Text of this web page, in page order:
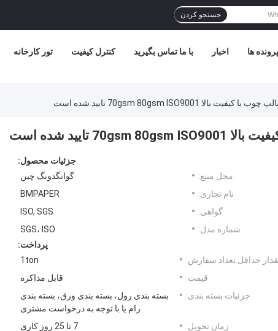
جستجو کردن
تور کارخانه کنترل کیفیت با ما تماس بگیرید اخبار پرونده ها
جزئیات محصول:
محل منبع:
گوانگدونگ چین
نام تجاری:
BMPAPER
گواهی:
ISO, SGS
شماره مدل:
SGS، ISO
پرداخت:
حداقل تعداد سفارش:
1ton
قیمت:
قابل مذاکره
جزئیات بسته بندی:
بسته بندی رول، بسته بندی ورق، بسته بندی
رام یا با توجه به درخواست مشتری
زمان تحویل:
7 تا 25 روز کاری